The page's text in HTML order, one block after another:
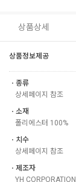
상품상세
상품정보제공
ㆍ종류
상세페이지 참조
ㆍ소재
폴리에스터 100%
ㆍ치수
상세페이지 참조
ㆍ제조자
YH CORPORATION